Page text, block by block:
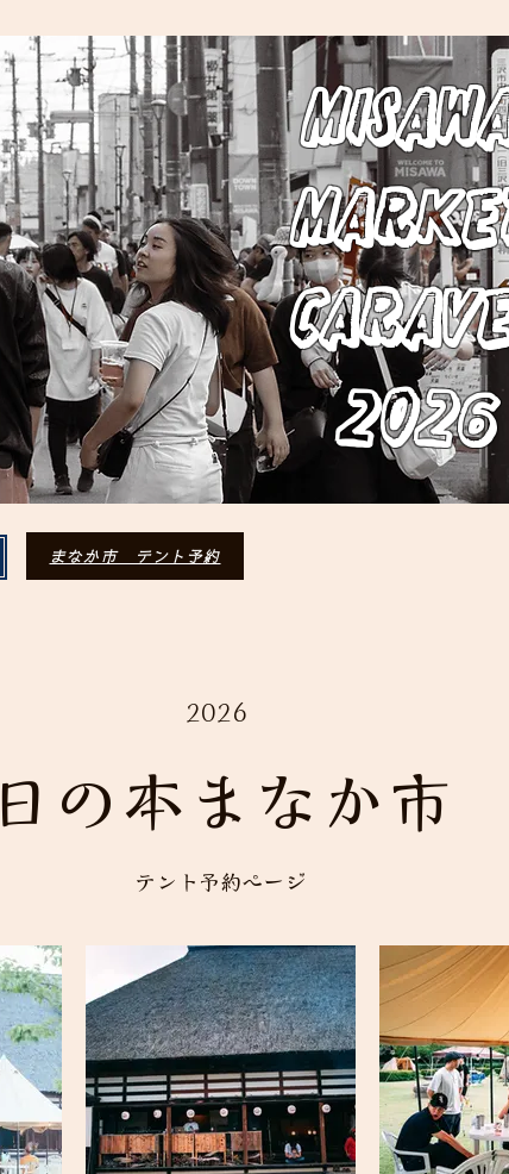
2026
まなか市 テント予約
2026
日の本まなか市
テント予約ページ